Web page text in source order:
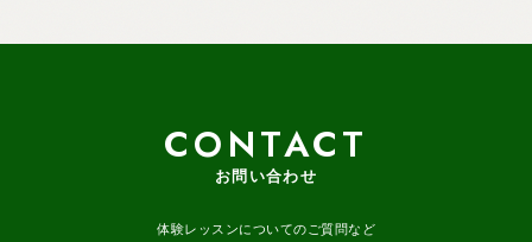
CONTACT
お問い合わせ
体験レッスンについてのご質問など